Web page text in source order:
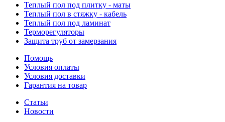
Теплый пол под плитку - маты
Теплый пол в стяжку - кабель
Теплый пол под ламинат
Терморегуляторы
Защита труб от замерзания
Помощь
Условия оплаты
Условия доставки
Гарантия на товар
Статьи
Новости